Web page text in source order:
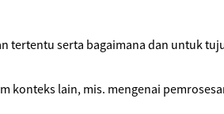
tertentu serta bagaimana dan untuk
konteks lain, mis. mengenai